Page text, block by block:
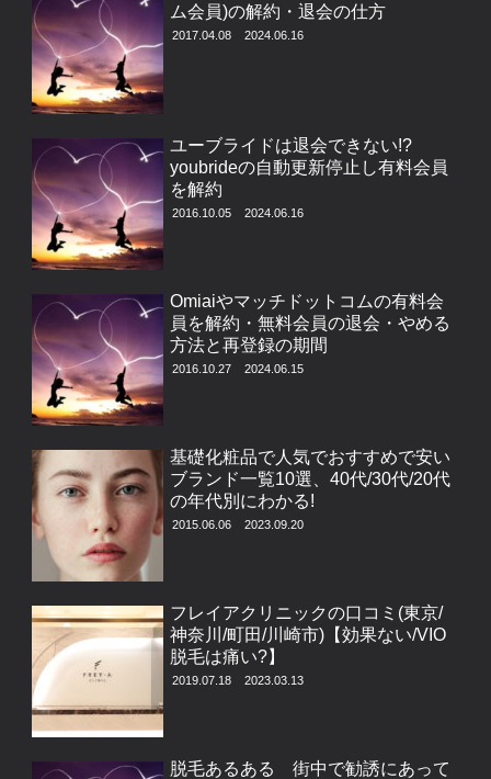
ム会員)の解約・退会の仕方
2017.04.08 2024.06.16
ユーブライドは退会できない!?
youbrideの自動更新停止し有料会員
を解約
2016.10.05 2024.06.16
Omiaiやマッチドットコムの有料会
員を解約・無料会員の退会・やめる
方法と再登録の期間
2016.10.27 2024.06.15
基礎化粧品で人気でおすすめで安い
ブランド一覧10選、40代/30代/20代
の年代別にわかる!
2015.06.06 2023.09.20
フレイアクリニックの口コミ(東京/
神奈川/町田/川崎市)【効果ない/VIO
脱毛は痛い?】
2019.07.18 2023.03.13
脱毛あるある 街中で勧誘にあって